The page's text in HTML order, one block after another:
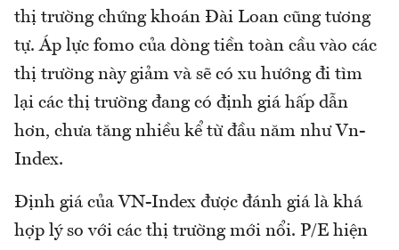
thị trường chứng khoán Đài Loan cũng tương
tự. Áp lực fomo của dòng tiền toàn cầu vào các
thị trường này giảm và sẽ có xu hướng đi tìm
lại các thị trường đang có định giá hấp dẫn
hơn, chưa tăng nhiều kể từ đầu năm như Vn-
Index.
Định giá của VN-Index được đánh giá là khá
hợp lý so với các thị trường mới nổi. P/E hiện